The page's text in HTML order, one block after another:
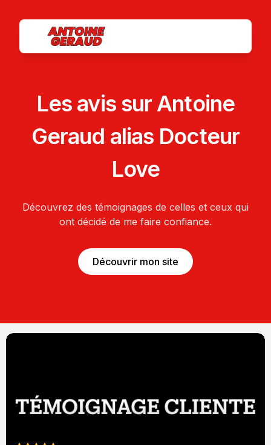
Les avis sur Antoine
Geraud alias Docteur
Love
Découvrez des témoignages de celles et ceux qui
ont décidé de me faire confiance.
Découvrir mon site